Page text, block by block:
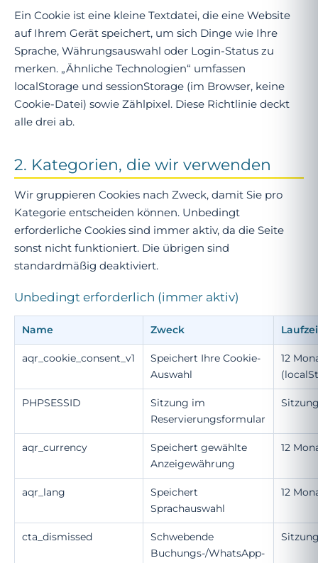
Ein Cookie ist eine kleine Textdatei, die eine Website
auf Ihrem Gerät speichert, um sich Dinge wie Ihre
Sprache, Währungsauswahl oder Login-Status zu
merken. „Ähnliche Technologien“ umfassen
localStorage und sessionStorage (im Browser, keine
Cookie-Datei) sowie Zählpixel. Diese Richtlinie deckt
alle drei ab.
2. Kategorien, die wir verwenden
Wir gruppieren Cookies nach Zweck, damit Sie pro
Kategorie entscheiden können. Unbedingt
erforderliche Cookies sind immer aktiv, da die Seite
sonst nicht funktioniert. Die übrigen sind
standardmäßig deaktiviert.
Unbedingt erforderlich (immer aktiv)
Name Zweck
aqr_cookie_consent_v1
Speichert Ihre Cookie-
Auswahl
12
PHPSESSID
Sitzung im
Reservierungsformular
aqr_currency
Speichert gewählte
Anzeigewährung
12
aqr_lang
Speichert
Sprachauswahl
12
cta_dismissed
Schwebende
Buchungs-/WhatsApp-